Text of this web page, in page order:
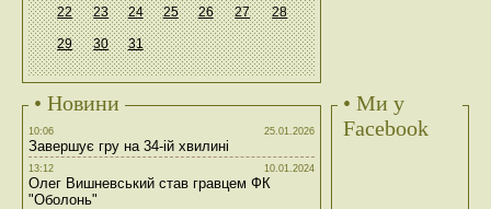
22 23 24 25 26 27 28
29 30 31
• Новини
10:06 25.01.2026
Завершує гру на 34-ій хвилині
13:12 10.01.2024
Олег Вишневський став гравцем ФК
"Оболонь"
• Ми у
Facebook